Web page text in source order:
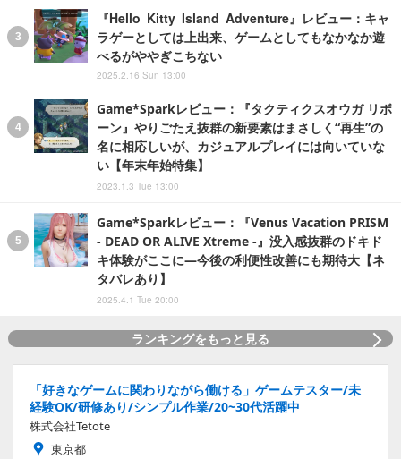
『Hello Kitty Island Adventure』レビュー：キャ
ラゲーとしては上出来、ゲームとしてもなかなか遊
べるがややぎこちない
2025.2.16 Sun 13:00
Game*Sparkレビュー：『タクティクスオウガ リボ
ーン』やりごたえ抜群の新要素はまさしく“再生”の
名に相応しいが、カジュアルプレイには向いていな
い【年末年始特集】
2023.1.3 Tue 13:00
Game*Sparkレビュー：『Venus Vacation PRISM
- DEAD OR ALIVE Xtreme -』没入感抜群のドキド
キ体験がここに―今後の利便性改善にも期待大【ネ
タバレあり】
2025.4.1 Tue 20:00
ランキングをもっと見る
「好きなゲームに関わりながら働ける」ゲームテスター/未
経験OK/研修あり/シンプル作業/20~30代活躍中
株式会社Tetote
東京都